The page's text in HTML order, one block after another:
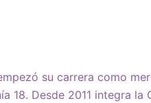
su carrera como
18. Desde 2011 integra la